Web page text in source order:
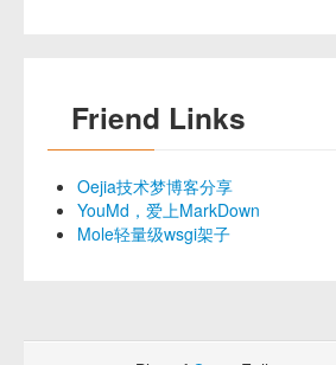
Friend Links
Oejia技术梦博客分享
YouMd，爱上MarkDown
Mole轻量级wsgi架子